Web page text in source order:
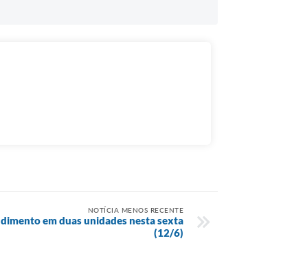
NOTÍCIA MENOS RECENTE
em duas unidades nesta sexta
(12/6)